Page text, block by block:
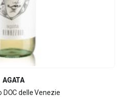
AGATA
DOC delle Venezie